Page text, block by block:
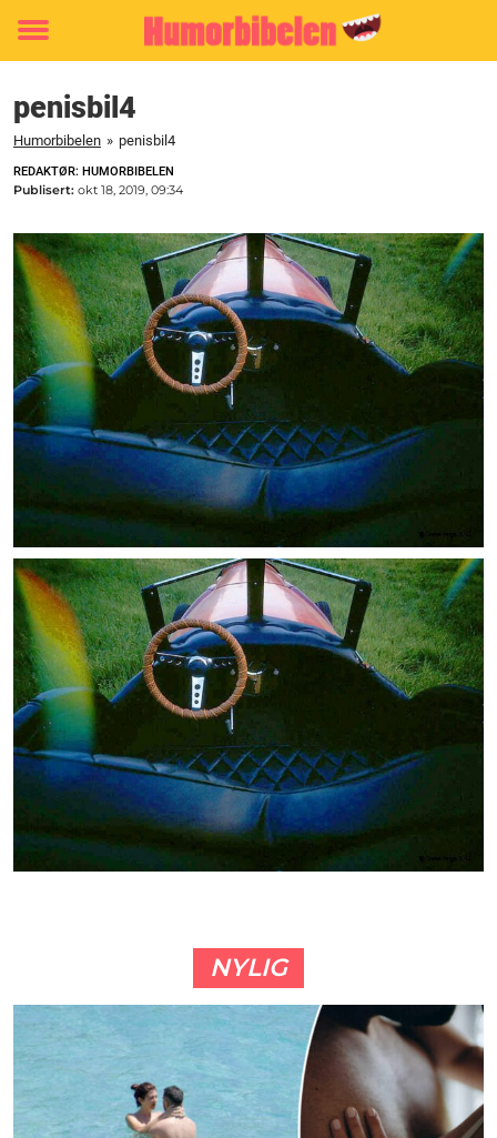
Toggle
penisbil4
Humorbibelen » penisbil4
REDAKTØR: HUMORBIBELEN
Publisert: okt 18, 2019, 09:34
NYLIG